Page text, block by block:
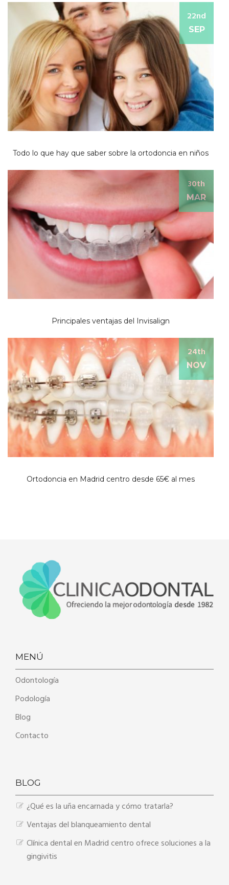
22nd
SEP
Todo lo que hay que saber sobre la ortodoncia en niños
30th
MAR
Principales ventajas del Invisalign
24th
NOV
Ortodoncia en Madrid centro desde 65€ al mes
MENÚ
Odontología
Podología
Blog
Contacto
BLOG
¿Qué es la uña encarnada y cómo tratarla?
Ventajas del blanqueamiento dental
Clínica dental en Madrid centro ofrece soluciones a la
gingivitis